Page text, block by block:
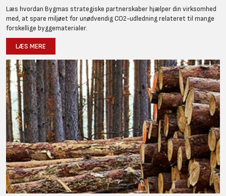
Læs hvordan Bygmas strategiske partnerskaber hjælper din virksomhed
med, at spare miljøet for unødvendig CO2-udledning relateret til mange
forskellige byggematerialer.
LÆS MERE